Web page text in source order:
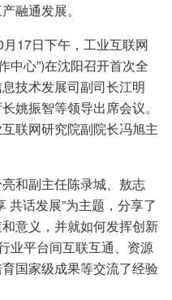
融通发展。
17日下午，工业互联网
中心”)在沈阳召开首次全
技术发展司副司长江明
姚振智等领导出席会议。
联网研究院副院长冯旭主
和副主任陈录城、敖志
共话发展”为主题，分享了
意义，并就如何发挥创新
业平台间互联互通、资源
国家级成果等交流了经验